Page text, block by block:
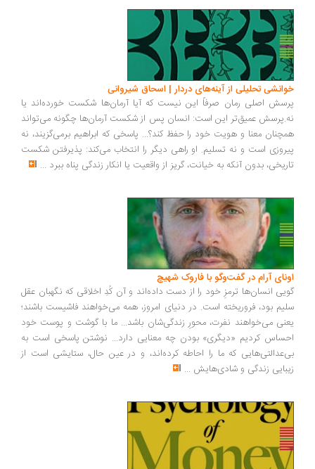
خوانشی تحلیلی از آینه‌های دردار | اسحاق شیروانی
پرسش اصلی رمان صرفاً این نیست که آیا آرمان‌ها شکست خورده‌اند یا
نه.پرسش عمیق‌تر این است: انسان پس از شکست آرمان‌ها چگونه می‌تواند
همچنان معنا و هویت خود را حفظ کند؟... پاسخی که ابراهیم برمی‌گزیند، نه
پیروزی است و نه تسلیم. او راهی دیگر را انتخاب می‌کند: پذیرفتن شکست
تاریخی، بدون آنکه به خیانت، گریز از واقعیت یا انکار زندگی پناه ببرد ...
اونای آرام در گفت‌وگو با فاروک شهیچ‭
گویی انسان‌ها ترمزِ خود را از دست داده‌اند و آن کُدِ اخلاقی که نگهبان عقل
سلیم بود، فروریخته است. در دنیای امروز، همه می‌خواهند فاشیست باشند؛
یعنی می‌خواهند نفرت، محورِ زندگی‌شان باشد... ما با گوشت و پوست خود
احساس کردیم «دیگری» بودن چه معنایی دارد... نوشتن پاسخی است به
بی‌عدالتی‌هایی که ما را احاطه کرده‌اند، و در عین حال، ستایشی است از
زیبایی زندگی و شادی‌هایش ...